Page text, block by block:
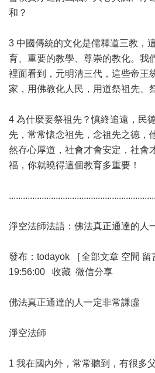
和？
3 中國傳統的文化是儒釋道三教，
育、重要的教學、尊崇的教化。我
裡面看到，元明清三代，這些帝王
家，用佛教化人民，用道祭祖先、
4 為什麼要祭祖先？慎終追遠，民
先，常常懷念祖先，念祖先之德，
然存心厚道，社會才會安定，社會
福，你就曉得這個教育多重要！
淨空法師法語：佛法真正通達的人
發布：todayok ［全部文章 空間
19:56:00 收藏 微信分享
佛法真正通達的人一定非常謙虛
淨空法師
1 我在國內外，常常聽到，有很多